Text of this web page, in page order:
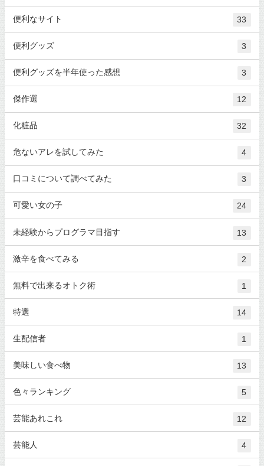
便利なサイト 33
便利グッズ 3
便利グッズを半年使った感想 3
傑作選 12
化粧品 32
危ないアレを試してみた 4
口コミについて調べてみた 3
可愛い女の子 24
未経験からプログラマ目指す 13
激辛を食べてみる 2
無料で出来るオトク術 1
特選 14
生配信者 1
美味しい食べ物 13
色々ランキング 5
芸能あれこれ 12
芸能人 4